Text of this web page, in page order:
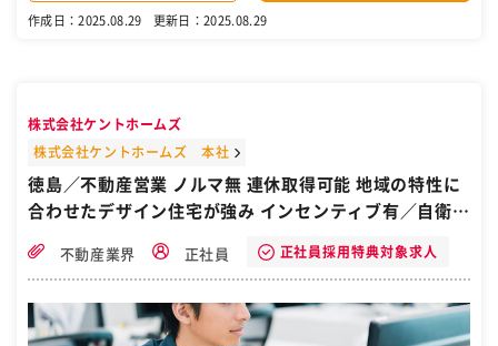
レーションしていただき原薬まで導きます。 経験・スキルに応じて、
境です。また、育児支援・時短勤務などの制度も充実しています。 ・
製造工程に関する幅広い業務をご担当いただくため、これまでの経験
学ぶことが可能です。 ・社員に当社の良い所を尋ねると、口を揃えて
「人間関係が良い！」と言うほど風通しの良い会社です。また、上司
アイデアや意見は積極的に採用され、評価はしっかりと賞与昇給に反
ならびに治験薬～商用に至る幅広い生産、調達、包装、分析、医薬エ
ンジニアリング技術、薬事などで「フルレンジサービス」をワンスト
作成日：2025.08.29 更新日：2025.08.29
株式会社ケントホームズ
株式会社ケントホームズ 本社
徳島／不動産営業 ノルマ無 連休取得可能 地域の特性に
合わせたデザイン住宅が強み インセンティブ有／自衛隊
不動産業界 正社員 正社員採用特典対象求人